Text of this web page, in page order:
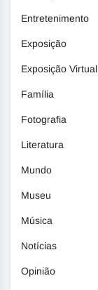
Entretenimento
Exposição
Exposição Virtual
Família
Fotografia
Literatura
Mundo
Museu
Música
Notícias
Opinião